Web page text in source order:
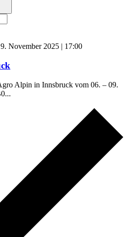
9. November 2025 | 17:00
Alpin in Innsbruck vom 06. – 09.